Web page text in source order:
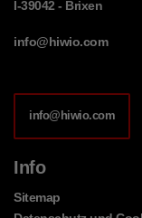
I-39042 - Brixen
info@hiwio.com
info@hiwio.com
Info
Sitemap